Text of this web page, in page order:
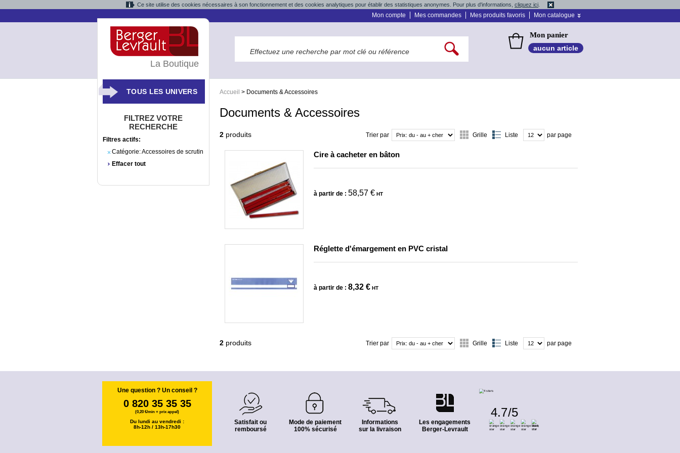
Ce site utilise des cookies nécessaires à son fonctionnement et des cookies analytiques pour établir des statistiques anonymes. Pour plus d'informations, cliquez ici
Mon compte Mes commandes Mes produits favoris Mon catalogue
Mon panier
aucun article
Accueil > Documents & Accessoires
Documents & Accessoires
2 produits par page
Grille Liste
Trier par
Cire à cacheter en bâton
à partir de : 58,57 € HT
Réglette d'émargement en PVC cristal
à partir de : 8,32 € HT
2 produits par page
Grille Liste
Trier par
La Boutique
TOUS LES UNIVERS
FILTREZ VOTRE
RECHERCHE
Filtres actifs:
Catégorie:Accessoires de scrutin
Effacer tout
Une question ? Un conseil ?
0 820 35 35 35
(0,20 €/min + prix appel)
Du lundi au vendredi :
8h-12h / 13h-17h30
Satisfait ou
remboursé
Mode de paiement
100% sécurisé
Informations
sur la livraison
Les engagements
Berger-Levrault
4.7/5